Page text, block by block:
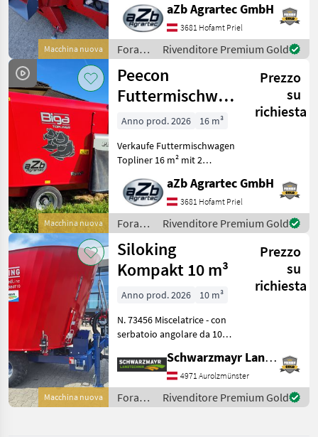
Macchina nuova
MINI vertikal 3 m³ stationär
NEU mit Elektro Motor 11
kW, Traktorbetrieb, inkl.
hydraulischen Schieber un
aZb Agrartec GmbH
3681 Hofamt Priel
Foraggiamento
/
Sonstige
Rivenditore Premium Gold
Macchina nuova
Peecon
Futtermischwagen
Topliner 16 m²
mit 2 Schnecken
Prezzo
su
richiesta
Anno prod. 2026
16 m³
Verkaufe Futtermischwagen
Topliner 16 m² mit 2
Peecon - Qualität und Made
in Holland Wir sind
offizieller Peecon Händler
für ganz Österreich!
aZb Agrartec GmbH
3681 Hofamt Priel
Foraggiamento
/
Peecon
Rivenditore Premium Gold
Macchina nuova
Siloking
Kompakt 10 m³
Prezzo
su
richiesta
Anno prod. 2026
10 m³
N. 73456 Miscelatrice - con
serbatoio angolare da 10
planetario per carichi
pesanti con alloggiamento
della coclea integrato e
coclea turbo - con
Schwarzmayr Landtechnik GmbH - Aurolzmünster
4971 Aurolzmünster
Foraggiamento
/
Rivenditore Premium Gold